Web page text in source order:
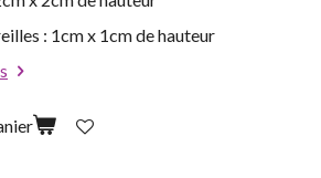
: 1cm x 1cm de hauteur